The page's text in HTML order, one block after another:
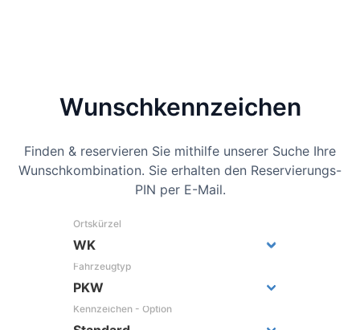
Wunsch­kennzeichen
Finden & reservieren Sie mithilfe unserer Suche Ihre
Wunschkombination. Sie erhalten den Reservierungs-
PIN per E-Mail.
Ortskürzel
Fahrzeugtyp
Kennzeichen - Option